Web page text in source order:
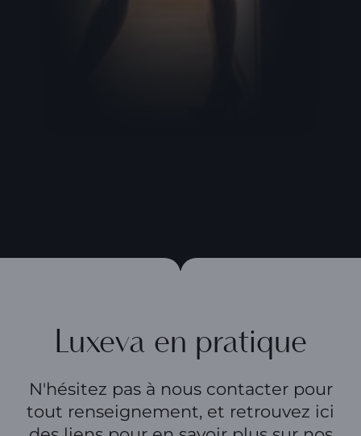
Luxeva en pratique
N'hésitez pas à nous contacter pour
tout renseignement, et retrouvez ici